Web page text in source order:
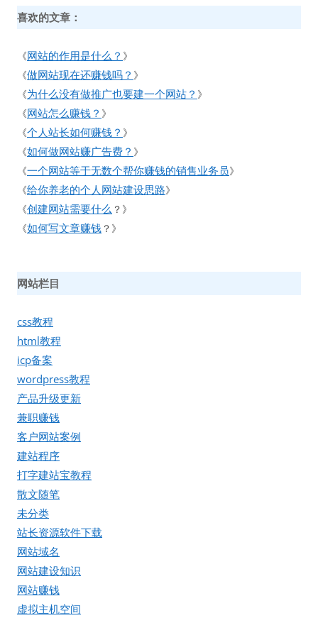
喜欢的文章：
《网站的作用是什么？ 》
《做网站现在还赚钱吗？ 》
《为什么没有做推广也要建一个网站？ 》
《网站怎么赚钱？ 》
《个人站长如何赚钱？ 》
《如何做网站赚广告费？ 》
《一个网站等于无数个帮你赚钱的销售业务员》
《给你养老的个人网站建设思路》
《创建网站需要什么 ？》
《如何写文章赚钱 ？》
网站栏目
css教程
html教程
icp备案
wordpress教程
产品升级更新
兼职赚钱
客户网站案例
建站程序
打字建站宝教程
散文随笔
未分类
站长资源软件下载
网站域名
网站建设知识
网站赚钱
虚拟主机空间